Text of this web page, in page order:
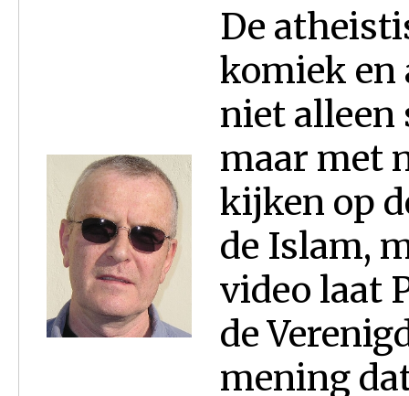
De
komiek en
niet alleen
maar met
kijken op
de Islam,
video laat
de
mening